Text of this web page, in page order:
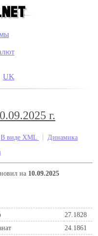
UK
г.
В виде XML
Динамика
на 10.09.2025
27.1828
24.1861